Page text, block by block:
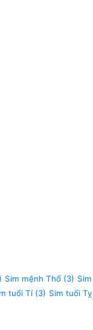
Sim mệnh Thổ (3) Sim
tuổi Tí(3) Sim tuổi Tỵ